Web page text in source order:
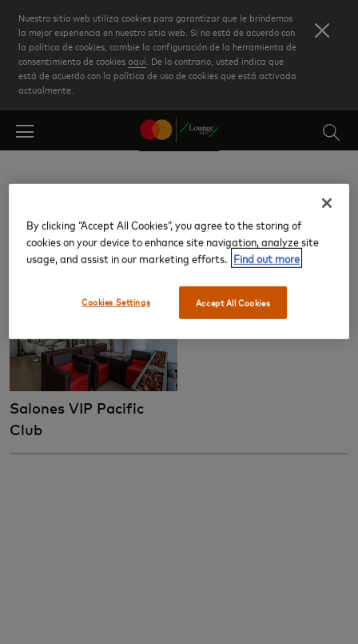
Skip
to
main
content
Nuestro sitio web utiliza cookies para garantizar que le brindemos
la mejor experiencia en nuestro sitio web. Si no está de acuerdo con
la política de cookies, cambie la configuración de la herramienta de
consentimiento de cookiesaquí . De lo contrario, usted indica que
está de acuerdo con la política de uso de cookies que está activada
actualmente.
Salas VIP
Salones VIP Pacific
Club
By clicking “Accept All Cookies”, you agree to the storing of
cookies on your device to enhance site navigation, analyze site
usage, and assist in our marketing efforts. Find out more
Accept All Cookies
Cookies Settings